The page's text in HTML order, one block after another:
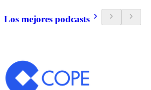
Los mejores podcasts